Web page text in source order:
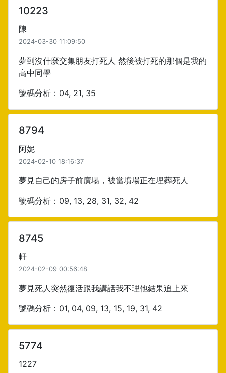
10223
陳
2024-03-30 11:09:50
夢到沒什麼交集朋友打死人 然後被打死的那個是我的
高中同學
號碼分析：04, 21, 35
8794
阿妮
2024-02-10 18:16:37
夢見自己的房子前廣場，被當墳場正在埋葬死人
號碼分析：09, 13, 28, 31, 32, 42
8745
軒
2024-02-09 00:56:48
夢見死人突然復活跟我講話我不理他結果追上來
號碼分析：01, 04, 09, 13, 15, 19, 31, 42
5774
1227